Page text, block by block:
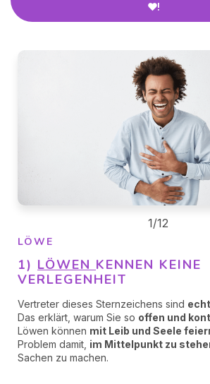
❤!
LÖWE
1) LÖWEN KENNEN KEINE
VERLEGENHEIT
Vertreter dieses Sternzeichens sind
Das erklärt, warum Sie so offen und
Löwen können mit Leib und Seele
Problem damit, im Mittelpunkt zu
Sachen zu machen.
1/12